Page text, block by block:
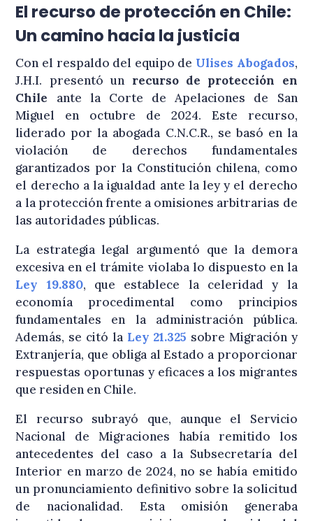
El recurso de protección en Chile:
Un camino hacia la justicia
Con el respaldo del equipo de Ulises Abogados,
J.H.I. presentó un recurso de protección en
Chile ante la Corte de Apelaciones de San
Miguel en octubre de 2024. Este recurso,
liderado por la abogada C.N.C.R., se basó en la
violación de derechos fundamentales
garantizados por la Constitución chilena, como
el derecho a la igualdad ante la ley y el derecho
a la protección frente a omisiones arbitrarias de
las autoridades públicas.
La estrategia legal argumentó que la demora
excesiva en el trámite violaba lo dispuesto en la
Ley 19.880, que establece la celeridad y la
economía procedimental como principios
fundamentales en la administración pública.
Además, se citó la Ley 21.325 sobre Migración y
Extranjería, que obliga al Estado a proporcionar
respuestas oportunas y eficaces a los migrantes
que residen en Chile.
El recurso subrayó que, aunque el Servicio
Nacional de Migraciones había remitido los
antecedentes del caso a la Subsecretaría del
Interior en marzo de 2024, no se había emitido
un pronunciamiento definitivo sobre la solicitud
de nacionalidad. Esta omisión generaba